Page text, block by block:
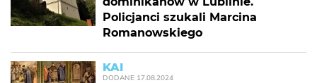
Policjanci szukali Marcina
Romanowskiego
KAI
DODANE 17.08.2024